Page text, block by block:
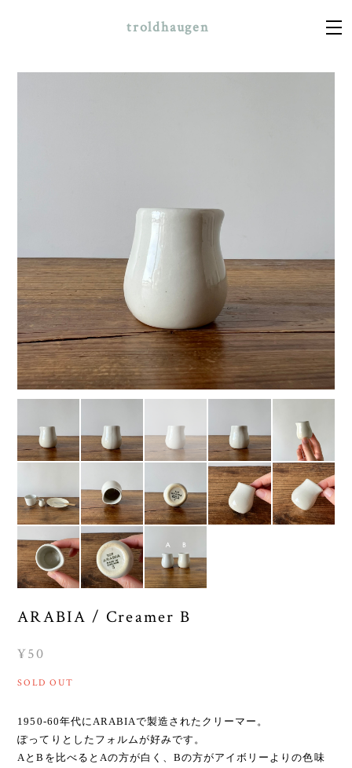
troldhaugen
ARABIA / Creamer B
¥50
SOLD OUT
1950-60年代にARABIAで製造されたクリーマー。
ぽってりとしたフォルムが好みです。
AとBを比べるとAの方が白く、Bの方がアイボリーよりの色味